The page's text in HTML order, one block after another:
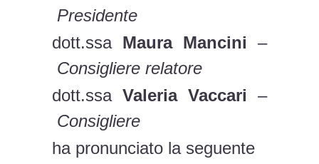
Presidente
dott.ssa Maura Mancini –
Consigliere relatore
dott.ssaValeria Vaccari –
Consigliere
ha pronunciato la seguente